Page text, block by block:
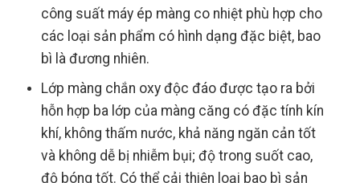
công suất máy ép màng co nhiệt phù hợp cho
các loại sản phẩm có hình dạng đặc biệt, bao
bì là đương nhiên.
Lớp màng chắn oxy độc đáo được tạo ra bởi
hỗn hợp ba lớp của màng căng có đặc tính kín
khí, không thấm nước, khả năng ngăn cản tốt
và không dễ bị nhiễm bụi; độ trong suốt cao,
độ bóng tốt. Có thể cải thiện loại bao bì sản